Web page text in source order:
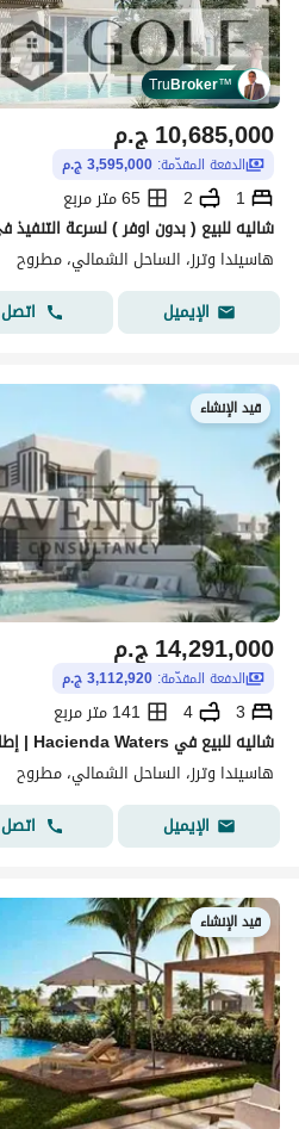
TruBroker™
ج.م10,685,000
الدفعة المقدّمة: 3,595,000 ج.م
1
2
65 متر مربع
هاسيندا وترز، الساحل الشمالي، مطروح
الإيميل
اتصل
قيد الإنشاء
ج.م14,291,000
الدفعة المقدّمة: 3,112,920 ج.م
3
4
141 متر مربع
هاسيندا وترز، الساحل الشمالي، مطروح
الإيميل
اتصل
قيد الإنشاء